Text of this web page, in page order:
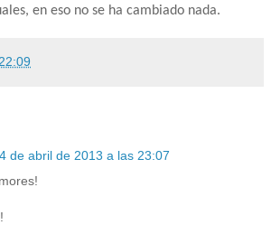
en eso no se ha cambiado nada.
22:09
de abril de 2013 a las 23:07